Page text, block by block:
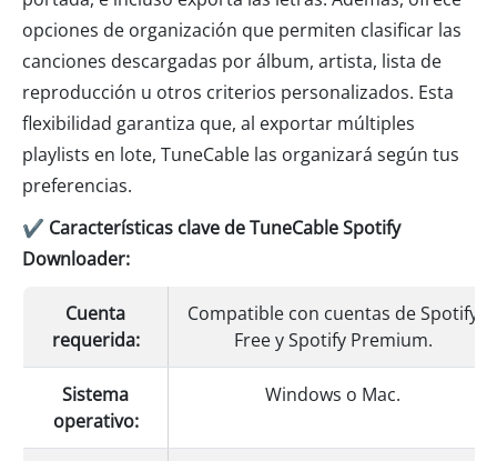
opciones de organización que permiten clasificar las
canciones descargadas por álbum, artista, lista de
reproducción u otros criterios personalizados. Esta
flexibilidad garantiza que, al exportar múltiples
playlists en lote, TuneCable las organizará según tus
preferencias.
✔ Características clave de TuneCable Spotify
Downloader:
Cuenta
requerida:
Compatible con cuentas de Spotify
Free y Spotify Premium.
Sistema
operativo:
Windows o Mac.